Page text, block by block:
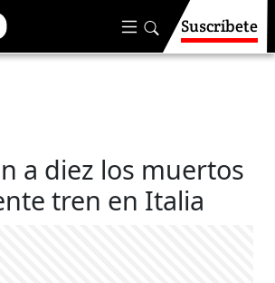
Suscríbete
a diez los muertos
tren en Italia